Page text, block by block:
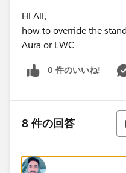
Hi All,
how to override the
Aura or LWC
0 件のいいね!
8 件の回答